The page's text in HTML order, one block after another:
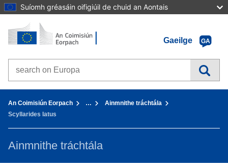
Suíomh gréasáin oifigiúil de chuid an Aontais
Téigh chuig inneachar
Baile - An Coimisiún Eorpach
Gaeilge
GA
Search on Europa websites
An Coimisiún Eorpach …
Ainmnithe tráchtála
Scyllarides latus
Ainmnithe tráchtála